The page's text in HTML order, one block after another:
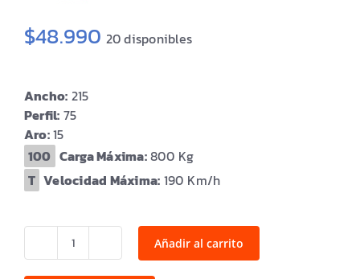
$48.990 20 disponibles
Ancho: 215
Perfil: 75
Aro:15
Carga Máxima:800
Velocidad Máxima: 190
215/75R15
Añadir al carrito